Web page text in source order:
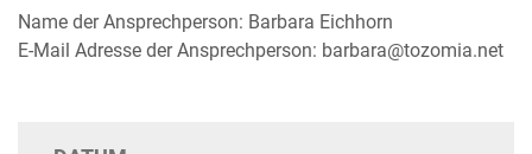
Name der Ansprechperson: Barbara Eichhorn
E-Mail Adresse der Ansprechperson: barbara@tozomia.net